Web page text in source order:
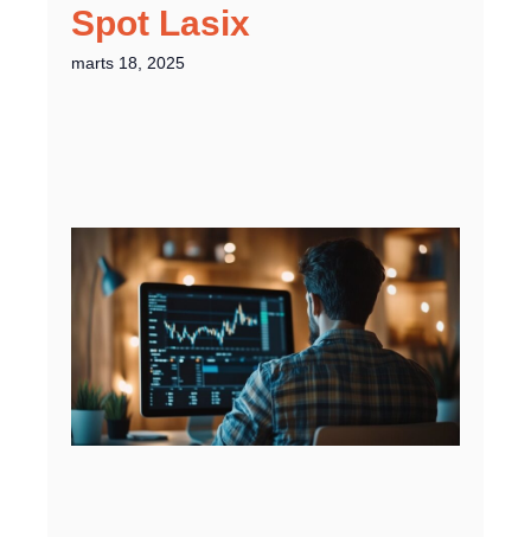
Spot Lasix
marts 18, 2025